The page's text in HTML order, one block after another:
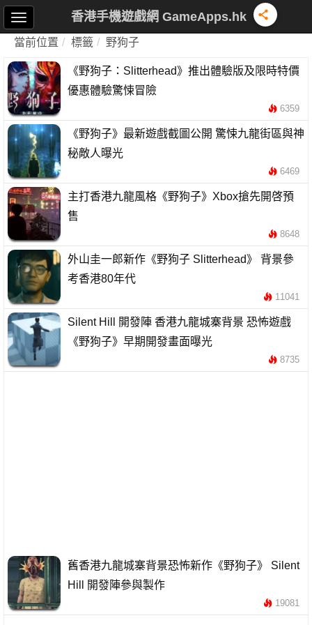
香港手機遊戲網 GameApps.hk
當前位置 標籤 野狗子
《野狗子：Slitterhead》推出體驗版及限時特價
優惠體驗驚悚冒險
6359
《野狗子》最新遊戲截圖公開 驚悚九龍街區與神
秘敵人曝光
6469
主打香港九龍風格《野狗子》Xbox搶先開啓預
售
8648
外山圭一郎新作《野狗子 Slitterhead》 背景參
考香港80年代
11041
Silent Hill 開發陣 香港九龍城寨背景 恐怖遊戲
《野狗子》早期開發畫面曝光
8735
舊香港九龍城寨背景恐怖新作《野狗子》 Silent
Hill 開發陣參與製作
19081